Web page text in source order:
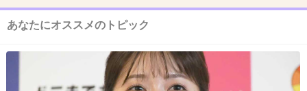
馬鹿じゃねーの？
あなたにオススメのトピック